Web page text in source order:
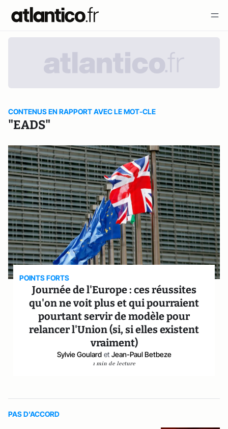
CONTENUS EN RAPPORT AVEC LE MOT-CLE
"EADS"
POINTS FORTS
Journée de l'Europe : ces réussites
qu'on ne voit plus et qui pourraient
pourtant servir de modèle pour
relancer l'Union (si, si elles existent
vraiment)
Sylvie Goulard et Jean-Paul Betbeze
1 min de lecture
PAS D'ACCORD